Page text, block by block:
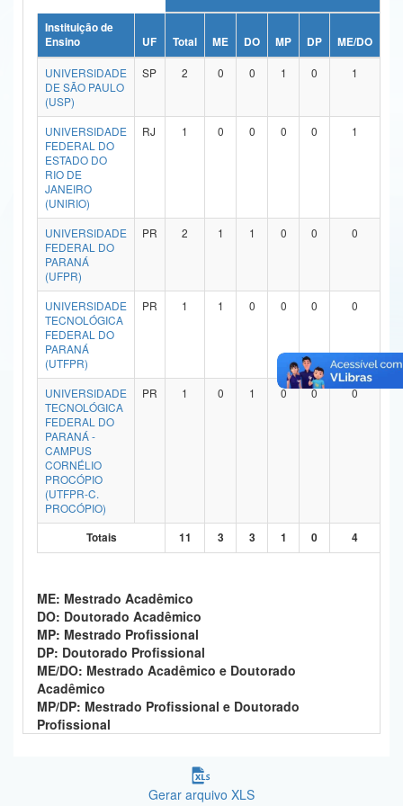
Ministério da Ciência, Tecnologia, Inovações e Comunicações
Ministério do Meio Ambiente
Ministério do Turismo
Ministério do Desenvolvimento Regional
Controladoria-Geral da União
Ministério da Mulher, da Família e dos Direitos Humanos
Secretaria-Geral
Secretaria de Governo
Gabinete de Segurança Institucional
Advocacia-Geral da União
Banco Central do Brasil
Instituição de
Ensino
UF Total ME DO MP DP ME/DO
UNIVERSIDADE
DE SÃO PAULO
(USP)
SP 2 0 0 1 0 1
UNIVERSIDADE
FEDERAL DO
ESTADO DO
RIO DE
JANEIRO
(UNIRIO)
RJ 1 0 0 0 0 1
UNIVERSIDADE
FEDERAL DO
PARANÁ
(UFPR)
PR 2 1 1 0 0 0
UNIVERSIDADE
TECNOLÓGICA
FEDERAL DO
PARANÁ
(UTFPR)
PR 1 1 0 0 0 0
UNIVERSIDADE
TECNOLÓGICA
FEDERAL DO
PARANÁ -
CAMPUS
CORNÉLIO
PROCÓPIO
(UTFPR-C.
PROCÓPIO)
PR 1 0 1 0 0 0
Totais 11 3 3 1 0 4
ME: Mestrado Acadêmico
DO: Doutorado Acadêmico
MP: Mestrado Profissional
DP: Doutorado Profissional
ME/DO: Mestrado Acadêmico e Doutorado
Acadêmico
MP/DP: Mestrado Profissional e Doutorado
Profissional
Gerar arquivo XLS